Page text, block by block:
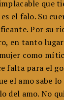
que
el falo. Su
Por su
en tanto lugar
como
falta para el
el amo sabe
del amo. No